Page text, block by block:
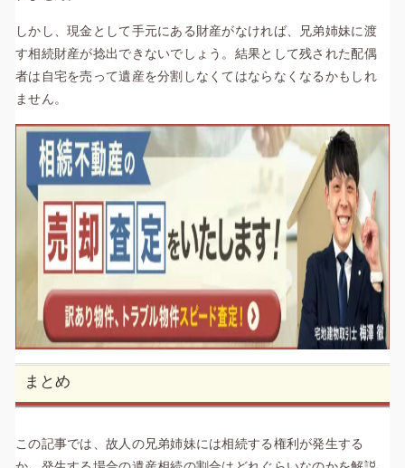
しかし、現金として手元にある財産がなければ、兄弟姉妹に渡
す相続財産が捻出できないでしょう。結果として残された配偶
者は自宅を売って遺産を分割しなくてはならなくなるかもしれ
ません。
まとめ
この記事では、故人の兄弟姉妹には相続する権利が発生する